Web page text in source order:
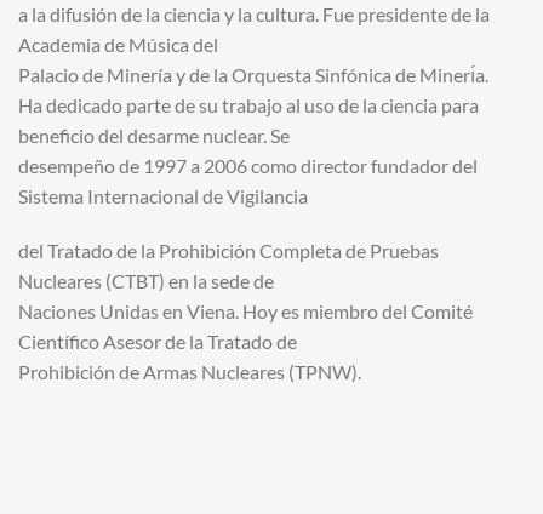
a la difusión de la ciencia y la cultura. Fue presidente de la
Academia de Música del
Palacio de Minería y de la Orquesta Sinfónica de Minerı́a.
Ha dedicado parte de su trabajo al uso de la ciencia para
beneficio del desarme nuclear. Se
desempeño de 1997 a 2006 como director fundador del
Sistema Internacional de Vigilancia
del Tratado de la Prohibición Completa de Pruebas
Nucleares (CTBT) en la sede de
Naciones Unidas en Viena. Hoy es miembro del Comité
Científico Asesor de la Tratado de
Prohibición de Armas Nucleares (TPNW).